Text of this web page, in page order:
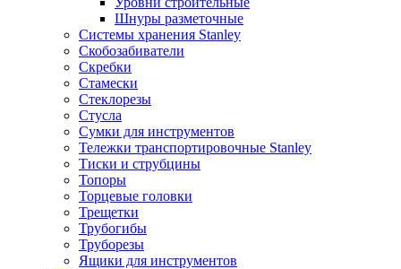
Шнуры разметочные
Системы хранения Stanley
Скобозабиватели
Скребки
Стамески
Стеклорезы
Стусла
Сумки для инструментов
Тележки транспортировочные Stanley
Тиски и струбцины
Топоры
Торцевые головки
Трещетки
Трубогибы
Труборезы
Ящики для инструментов